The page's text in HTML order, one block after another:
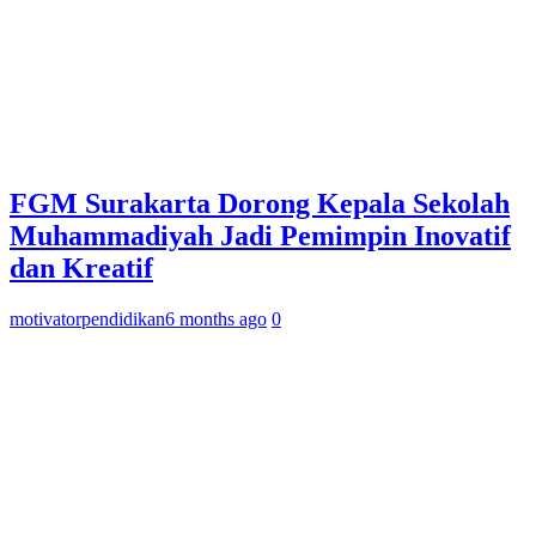
FGM Surakarta Dorong Kepala Sekolah
Muhammadiyah Jadi Pemimpin Inovatif
dan Kreatif
motivatorpendidikan6 months ago 0